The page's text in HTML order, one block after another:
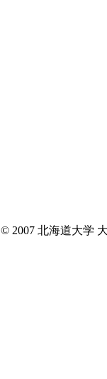
© 2007 北海道大学